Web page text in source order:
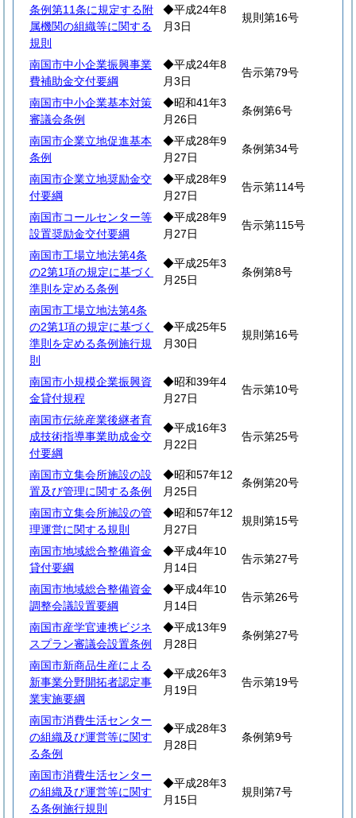
条例第11条に規定する附
属機関の組織等に関する
規則
◆平成24年8
月3日
規則第16号
南国市中小企業振興事業
費補助金交付要綱
◆平成24年8
月3日
告示第79号
南国市中小企業基本対策
審議会条例
◆昭和41年3
月26日
条例第6号
南国市企業立地促進基本
条例
◆平成28年9
月27日
条例第34号
南国市企業立地奨励金交
付要綱
◆平成28年9
月27日
告示第114号
南国市コールセンター等
設置奨励金交付要綱
◆平成28年9
月27日
告示第115号
南国市工場立地法第4条
の2第1項の規定に基づく
準則を定める条例
◆平成25年3
月25日
条例第8号
南国市工場立地法第4条
の2第1項の規定に基づく
準則を定める条例施行規
則
◆平成25年5
月30日
規則第16号
南国市小規模企業振興資
金貸付規程
◆昭和39年4
月27日
告示第10号
南国市伝統産業後継者育
成技術指導事業助成金交
付要綱
◆平成16年3
月22日
告示第25号
南国市立集会所施設の設
置及び管理に関する条例
◆昭和57年12
月25日
条例第20号
南国市立集会所施設の管
理運営に関する規則
◆昭和57年12
月27日
規則第15号
南国市地域総合整備資金
貸付要綱
◆平成4年10
月14日
告示第27号
南国市地域総合整備資金
調整会議設置要綱
◆平成4年10
月14日
告示第26号
南国市産学官連携ビジネ
スプラン審議会設置条例
◆平成13年9
月28日
条例第27号
南国市新商品生産による
新事業分野開拓者認定事
業実施要綱
◆平成26年3
月19日
告示第19号
南国市消費生活センター
の組織及び運営等に関す
る条例
◆平成28年3
月28日
条例第9号
南国市消費生活センター
の組織及び運営等に関す
る条例施行規則
◆平成28年3
月15日
規則第7号